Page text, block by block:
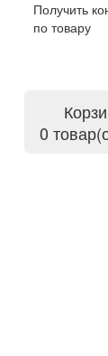
Получить
по товару
0